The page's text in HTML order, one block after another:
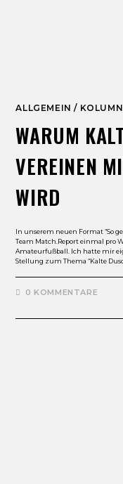
ALLGEMEIN /
WARUM
VEREINEN
WIRD
In unserem neuen Format “So
Team Match.Report einmal pro
Amateurfußball. Ich hatte mir
Stellung zum Thema “Kalte
0 KOMMENTARE